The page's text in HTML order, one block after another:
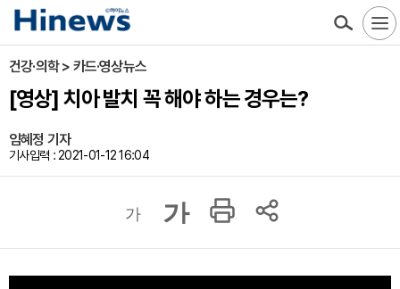
건강·의학 > 카드·영상뉴스
[영상] 치아 발치 꼭 해야 하는 경우는?
임혜정 기자
기사입력 : 2021-01-12 16:04
가 가